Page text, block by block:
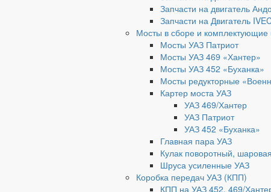
Запчасти на двигатель
Запчасти на Двигатель
Мосты в сборе и комплектующие
Мосты УАЗ Патриот
Мосты УАЗ 469 «Хантер»
Мосты УАЗ 452 «Буханка»
Мосты редукторные
Картер моста УАЗ
УАЗ 469/Хантер
УАЗ Патриот
УАЗ 452 «Буханка»
Главная пара УАЗ
Кулак поворотный,
Шруса усиленные УАЗ
Коробка передач УАЗ (КПП)
КПП на УАЗ 452, 469/